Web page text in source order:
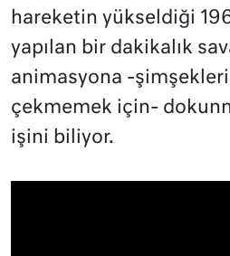
hareketin yükseldiği
yapılan bir dakikalık
animasyona -
çekmemek için-
işini biliyor.